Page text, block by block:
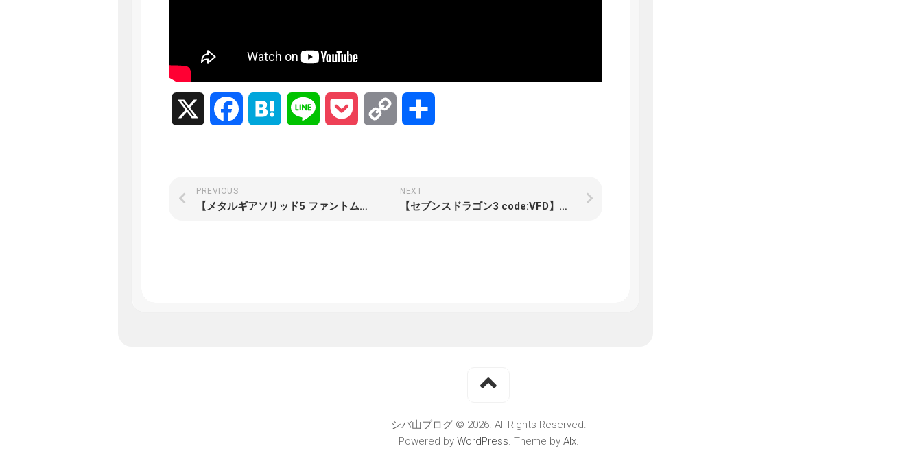
FacebookHatena Line Pocket Copy
NEXT
【セブンスドラゴン3 code:VFD】体験版プレイレポート 「2020」直系を感じさせる遊びやすさ満点のオーソドックスRPG
PREVIOUS
【メタルギアソリッド5 ファントムペイン】レビュー プレイヤーに託されたオープンワールドへ自由潜入せよ
シバ山ブログ © 2026. All Rights Reserved.
Powered by WordPress . Theme by Alx.